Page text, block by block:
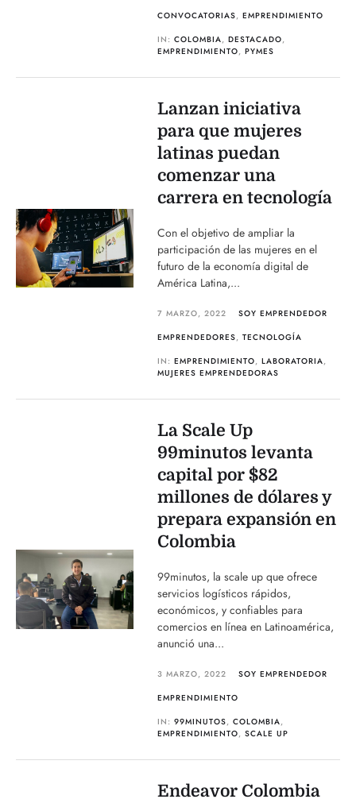
CONVOCATORIAS,EMPRENDIMIENTO
IN:COLOMBIA,DESTACADO,
EMPRENDIMIENTO,PYMES
Lanzan iniciativa
para que mujeres
latinas puedan
comenzar una
carrera en tecnología
Con el objetivo de ampliar la
participación de las mujeres en el
futuro de la economía digital de
América Latina,...
7 MARZO, 2022
SOY EMPRENDEDOR
EMPRENDEDORES,TECNOLOGÍA
IN:EMPRENDIMIENTO,LABORATORIA,
MUJERES EMPRENDEDORAS
La Scale Up
99minutos levanta
capital por $82
millones de dólares y
prepara expansión en
Colombia
99minutos, la scale up que ofrece
servicios logísticos rápidos,
económicos, y confiables para
comercios en línea en Latinoamérica,
anunció una...
3 MARZO, 2022
SOY EMPRENDEDOR
EMPRENDIMIENTO
IN:99MINUTOS,COLOMBIA,
EMPRENDIMIENTO,SCALE UP
Endeavor Colombia